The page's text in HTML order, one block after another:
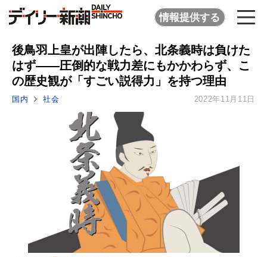
情報提供する
後鳥羽上皇が出陣したら、北条義時は負けた
はず――圧倒的な戦力差にもかかわらず、こ
の歴史観が「すごい説得力」を持つ理由
国内 社会 2022年11月11日